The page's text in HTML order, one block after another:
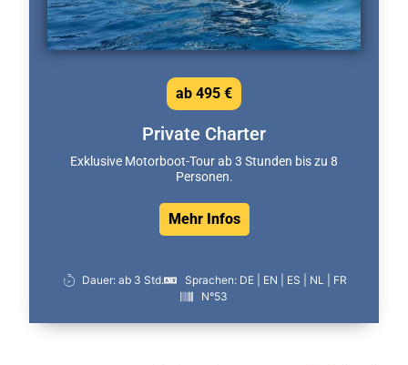
Private Charter
Exklusive Motorboot-Tour ab 3 Stunden bis zu 8
Personen.
Mehr Infos
ab 495 €
Dauer: ab 3 Std.
Sprachen: DE | EN | ES | NL | FR
N°53